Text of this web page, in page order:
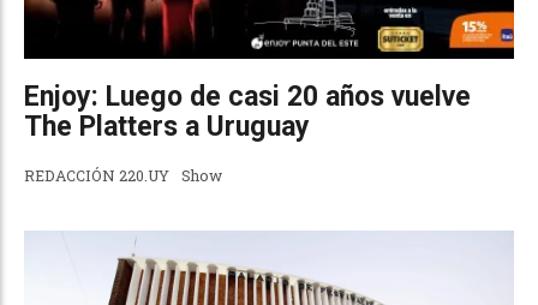
Enjoy: Luego de casi 20 años vuelve
The Platters a Uruguay
REDACCIÓN 220.UY Show